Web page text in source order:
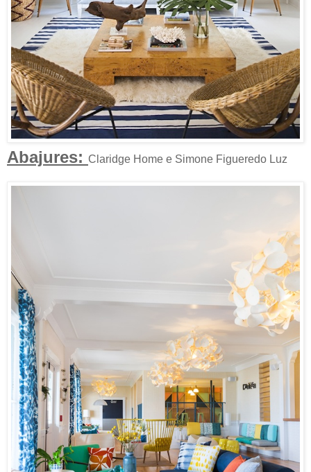
Abajures: Claridge Home e Simone Figueredo Luz